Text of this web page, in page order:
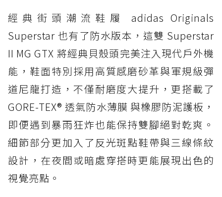
防水鞋推薦 4. ASICS TRABUCO 14 GTX：搭
載 GORE-TEX 隱形貼合科技，全方位防水神鞋
防水鞋推薦 5. Salomon XT-6 GORE-TEX：潮
人必備山系鞋王！防滑、防水與街頭顏值一次攻
頂
防水鞋推薦 6. HOKA Stinson Evo GTX：越野
復刻厚底，GORE-TEX 防水與增高神器一次滿
黃靴同級頂級防水，輕量化工裝健走鞋雨天必備
防水鞋推薦 7. Timberland Motion Access：
黃靴同級頂級防水，輕量化工裝健走鞋雨天必備
經典街頭潮流鞋履 adidas Originals
Superstar 也有了防水版本，這雙 Superstar
II MG GTX 將經典貝殼頭完美注入現代戶外機
能，鞋面特別採用高質感磨砂革與軍規級彈
道尼龍打造，不僅耐磨度大提升，更搭載了
GORE-TEX® 透氣防水薄膜 與橡膠防泥護板，
即便遇到暴雨狂炸也能保持雙腳絕對乾爽。
細節部分更加入了反光斑點鞋帶與三線條紋
設計，在夜間或暗處穿搭時更能展現出色的
視覺亮點。